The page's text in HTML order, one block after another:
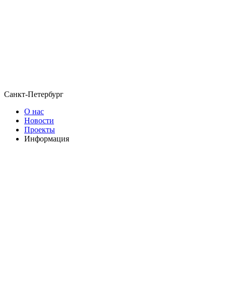
Санкт-Петербург
О нас
Новости
Проекты
Информация